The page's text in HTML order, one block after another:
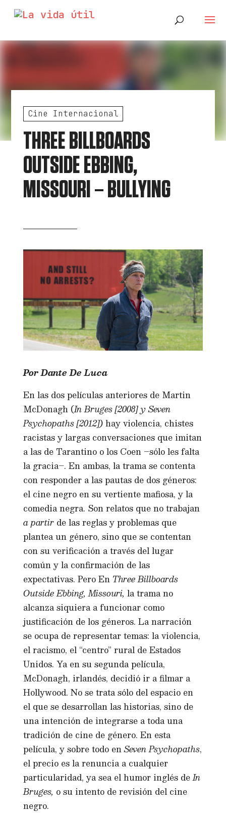
Cine Internacional
THREE BILLBOARDS
OUTSIDE EBBING,
MISSOURI – BULLYING
Por Dante De Luca
En las dos películas anteriores de Martin
McDonagh (In Bruges [2008] y Seven
Psychopaths [2012])hay violencia, chistes
racistas y largas conversaciones que imitan
a las de Tarantino o los Coen –sólo les falta
la gracia–. En ambas, la trama se contenta
con responder a las pautas de dos géneros:
el cine negro en su vertiente mafiosa, y la
comedia negra. Son relatos que no trabajan
a partir de las reglas y problemas que
plantea un género, sino que se contentan
con su verificación a través del lugar
común y la confirmación de las
expectativas. Pero En Three Billboards
Outside Ebbing, Missouri, la trama no
alcanza siquiera a funcionar como
justificación de los géneros. La narración
se ocupa de representar temas: la violencia,
el racismo, el “centro” rural de Estados
Unidos. Ya en su segunda película,
McDonagh, irlandés, decidió ir a filmar a
Hollywood. No se trata sólo del espacio en
el que se desarrollan las historias, sino de
una intención de integrarse a toda una
tradición de cine de género. En esta
película, y sobre todo enSeven Psychopaths,
el precio es la renuncia a cualquier
particularidad, ya sea el humor inglés deIn
Bruges, o su intento de revisión del cine
negro.